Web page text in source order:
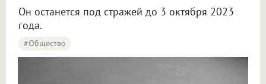
Он останется под стражей до 3 октября 2023
года.
#Общество